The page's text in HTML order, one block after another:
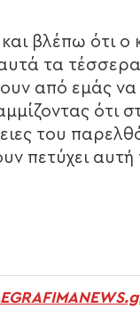
βλέπω ότι ο
τα
από εμάς
ότι
του
πετύχει αυτή